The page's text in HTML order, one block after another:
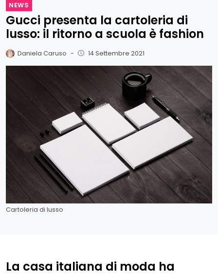
NEWS
Gucci presenta la cartoleria di
lusso: il ritorno a scuola è fashion
Daniela Caruso - 14 Settembre 2021
Cartoleria di lusso
La casa italiana di moda ha